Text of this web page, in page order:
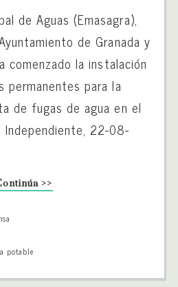
de Aguas (Emasagra),
de Granada y
comenzado la instalación
permanentes para la
de fugas de agua en el
Independiente, 22-08-
>>
potable